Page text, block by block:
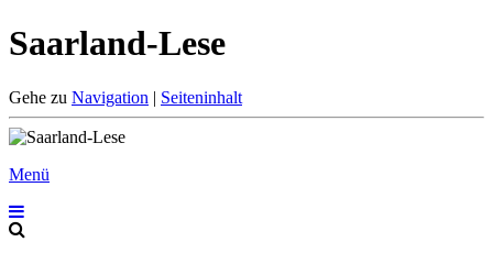
Saarland-Lese
Gehe zu Navigation | Seiteninhalt
Menü